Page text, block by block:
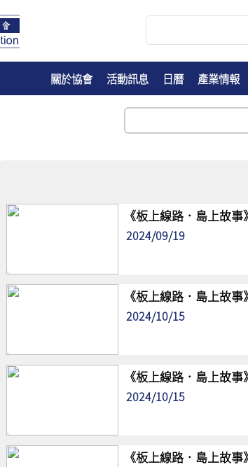
關於協會 活動訊息 日曆 產業情報
《板上線路．島上故
2024/09/19
《板上線路．島上故
2024/10/15
《板上線路．島上故
2024/10/15
《板上線路．島上故